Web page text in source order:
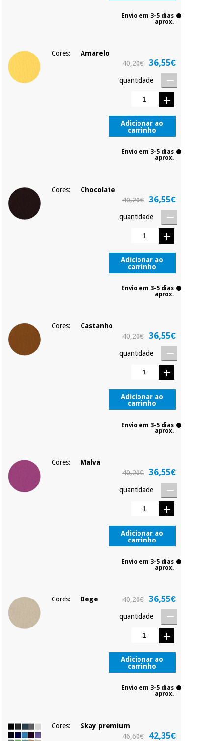
Envio em 3-5 dias
aprox.
Cores:
Amarelo
40,20€
36,55€
quantidade
Adicionar ao
carrinho
Envio em 3-5 dias
aprox.
Cores:
Chocolate
40,20€
36,55€
quantidade
Adicionar ao
carrinho
Envio em 3-5 dias
aprox.
Cores:
Castanho
40,20€
36,55€
quantidade
Adicionar ao
carrinho
Envio em 3-5 dias
aprox.
Cores:
Malva
40,20€
36,55€
quantidade
Adicionar ao
carrinho
Envio em 3-5 dias
aprox.
Cores: Bege 40,20€ 36,55€
quantidade
Adicionar ao
carrinho
Envio em 3-5 dias
aprox.
Cores:
Skay premium
46,60€
42,35€